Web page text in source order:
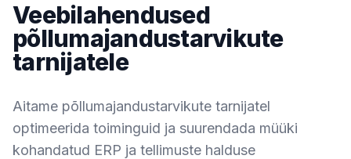
Veebilahendused
põllumajandustarvikute
tarnijatele
Aitame põllumajandustarvikute tarnijatel
optimeerida toiminguid ja suurendada müüki
kohandatud ERP ja tellimuste halduse